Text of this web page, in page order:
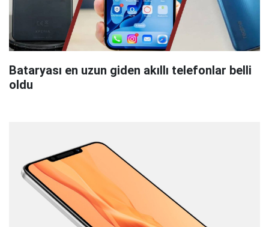
Bataryası en uzun giden akıllı telefonlar belli
oldu